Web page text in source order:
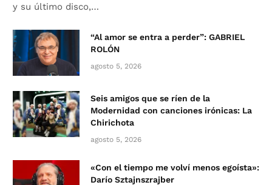
y su último disco,…
“Al amor se entra a perder”: GABRIEL
ROLÓN
agosto 5, 2026
Seis amigos que se ríen de la
Modernidad con canciones irónicas: La
Chirichota
agosto 5, 2026
«Con el tiempo me volví menos egoísta»:
Darío Sztajnszrajber